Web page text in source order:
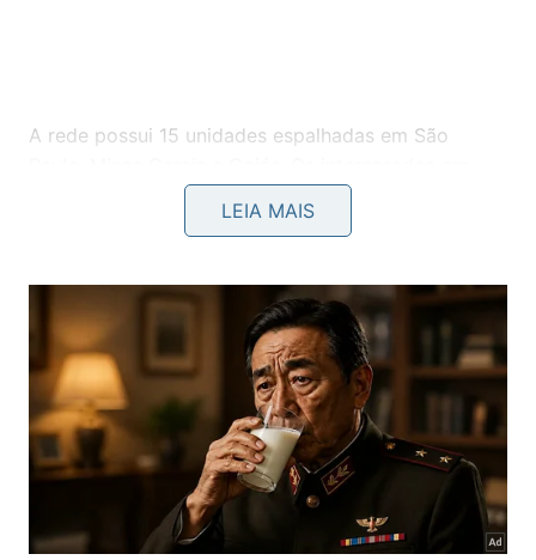
A rede possui 15 unidades espalhadas em São
adquirir a franquia devem investir a partir de R$100
mil e o prazo de retorno é de 12 a 18 meses.
Com 23 praias, Armação dos Búzios, ou
simplesmente Búzios, é um município jovem e com
forte potencial turístico e para pesca. Localizado na
costa Fluminense, a 165 quilômetros do Rio de
Janeiro, Búzios ficou famosa na década de 1960
quando foi destino de férias da atriz Brigitte Bardot.
LEIA MAIS